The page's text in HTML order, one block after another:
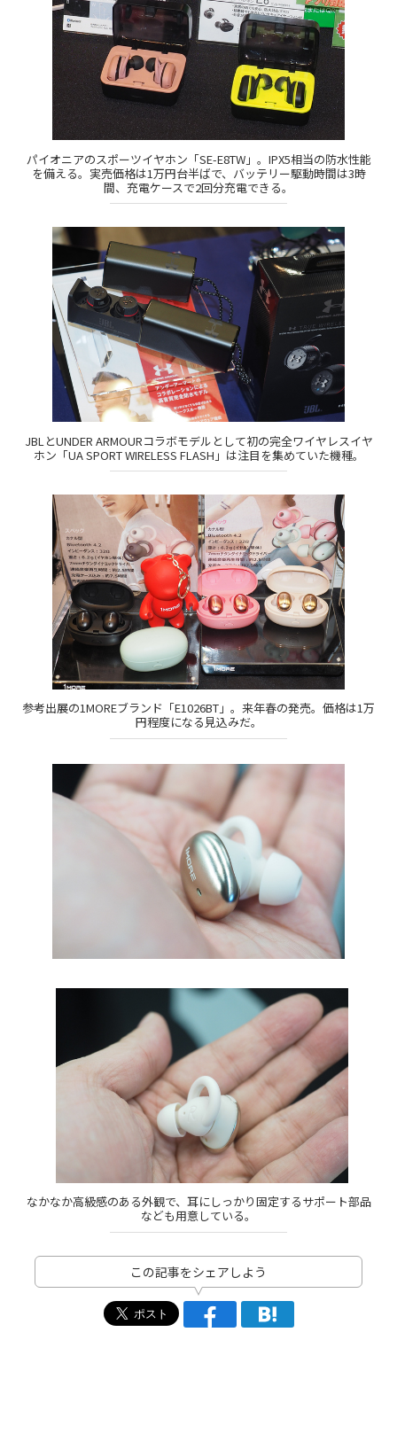
パイオニアのスポーツイヤホン「SE-E8TW」。IPX5相当の防水性能
を備える。実売価格は1万円台半ばで、バッテリー駆動時間は3時
間、充電ケースで2回分充電できる。
JBLとUNDER ARMOURコラボモデルとして初の完全ワイヤレスイヤ
ホン「UA SPORT WIRELESS FLASH」は注目を集めていた機種。
参考出展の1MOREブランド「E1026BT」。来年春の発売。価格は1万
円程度になる見込みだ。
なかなか高級感のある外観で、耳にしっかり固定するサポート部品
なども用意している。
この記事をシェアしよう